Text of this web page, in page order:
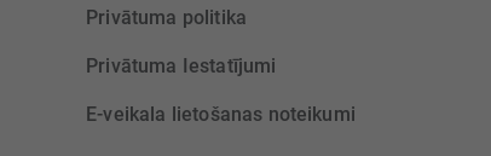
Privātuma politika
Privātuma Iestatījumi
E-veikala lietošanas noteikumi